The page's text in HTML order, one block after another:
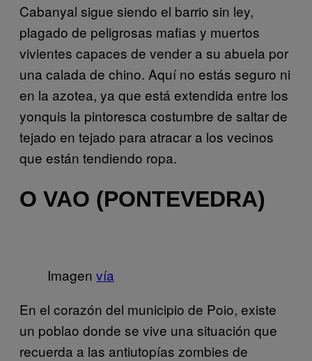
Cabanyal sigue siendo el barrio sin ley,
plagado de peligrosas mafias y muertos
vivientes capaces de vender a su abuela por
una calada de chino. Aquí no estás seguro ni
en la azotea, ya que está extendida entre los
yonquis la pintoresca costumbre de saltar de
tejado en tejado para atracar a los vecinos
que están tendiendo ropa.
O VAO (PONTEVEDRA)
Imagen vía
En el corazón del municipio de Poio, existe
un poblao donde se vive una situación que
recuerda a las antiutopías zombies de